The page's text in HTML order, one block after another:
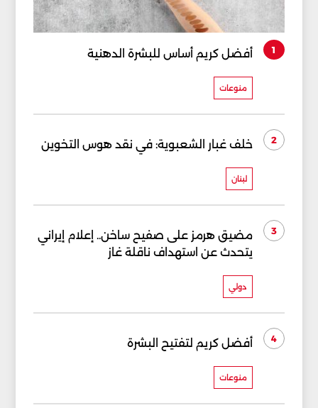
1 أفضل كريم أساس للبشرة الدهنية
منوعات
2 خلف غبار الشعبوية: في نقد هوس التخوين
لبنان
3
مضيق هرمز على صفيح ساخن.. إعلام إيراني
يتحدث عن استهداف ناقلة غاز
دولي
4 أفضل كريم لتفتيح البشرة
منوعات